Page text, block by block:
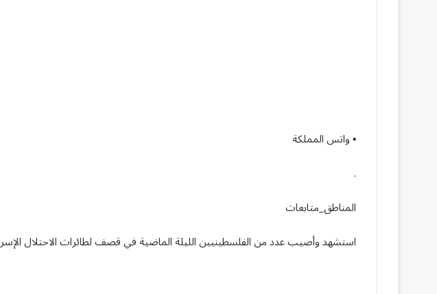
▪︎ واتس المملكة
.
المناطق_متابعات
استشهد وأصيب عدد من الفلسطينيين الليلة الماضية في قصف لطائرات الاحتلال